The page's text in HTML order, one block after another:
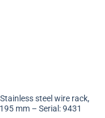
steel wire rack,
mm – Serial: 9431